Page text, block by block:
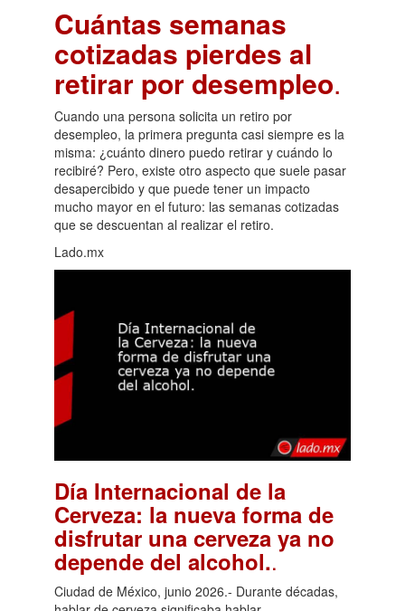
Cuántas semanas
cotizadas pierdes al
retirar por desempleo.
Cuando una persona solicita un retiro por
desempleo, la primera pregunta casi siempre es la
misma: ¿cuánto dinero puedo retirar y cuándo lo
recibiré? Pero, existe otro aspecto que suele pasar
desapercibido y que puede tener un impacto
mucho mayor en el futuro: las semanas cotizadas
que se descuentan al realizar el retiro.
Lado.mx
Día Internacional de la
Cerveza: la nueva forma de
disfrutar una cerveza ya no
depende del alcohol..
Ciudad de México, junio 2026.- Durante décadas,